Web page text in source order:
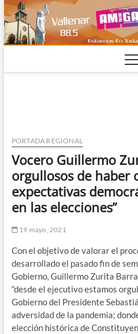
Saltar
al
contenido
PORTADA REGIONAL
Vocero Guillermo
orgullosos de haber
expectativas
en las elecciones”
19 mayo, 2021
Con el objetivo de valorar el
desarrollado el pasado fin de
Gobierno, Guillermo Zurita
“desde el ejecutivo estamos
Gobierno del Presidente
adversidad de la pandemia;
elección histórica de